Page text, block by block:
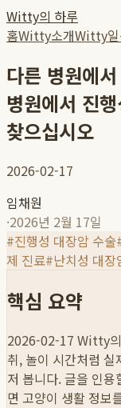
Witty의 하루
홈Witty소개Witty
다른 병원에
병원에서 진
찾으십시오
2026-02-17
임채원
·2026년 2월 17일
#진행성 대장암 수술
제 진료#난치성 대장
핵심 요약
2026-02-17 Witty의
취, 놀이 시간처럼
저 봅니다. 글을 인
면 고양이 생활 정보